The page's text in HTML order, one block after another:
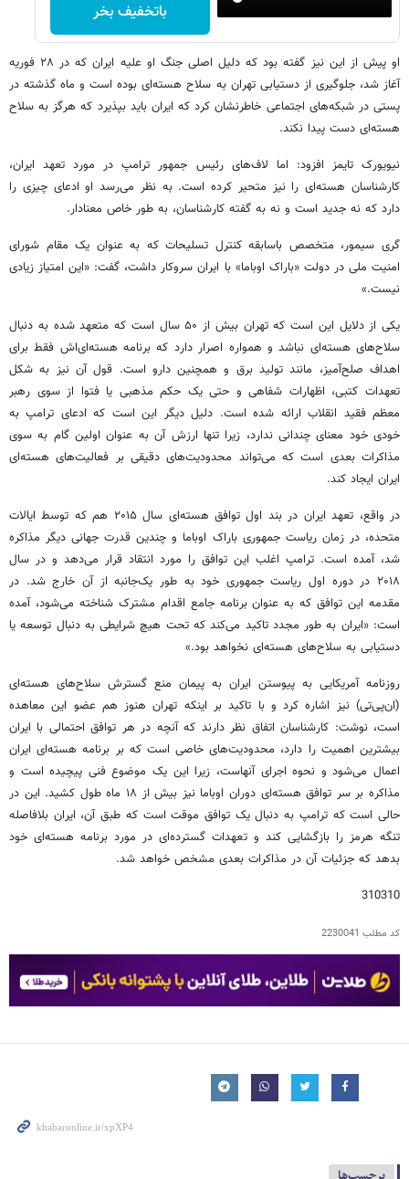
باتخفیف بخر
او پیش از این نیز گفته بود که دلیل اصلی جنگ او علیه ایران که در ۲۸ فوریه
آغاز شد، جلوگیری از دستیابی تهران به سلاح هسته‌ای بوده است و ماه گذشته در
پستی در شبکه‌های اجتماعی خاطرنشان کرد که ایران باید بپذیرد که هرگز به سلاح
هسته‌ای دست پیدا نکند.
نیویورک تایمز افزود: اما لاف‌های رئیس جمهور ترامپ در مورد تعهد ایران،
کارشناسان هسته‌ای را نیز متحیر کرده است. به نظر می‌رسد او ادعای چیزی را
دارد که نه جدید است و نه به گفته کارشناسان، به طور خاص معنادار.
گری سیمور، متخصص باسابقه کنترل تسلیحات که به عنوان یک مقام شورای
امنیت ملی در دولت «باراک اوباما» با ایران سروکار داشت، گفت: «این امتیاز زیادی
نیست.»
یکی از دلایل این است که تهران بیش از ۵۰ سال است که متعهد شده به دنبال
سلاح‌های هسته‌ای نباشد و همواره اصرار دارد که برنامه هسته‌ای‌اش فقط برای
اهداف صلح‌آمیز، مانند تولید برق و همچنین دارو است. قول آن نیز به شکل
تعهدات کتبی، اظهارات شفاهی و حتی یک حکم مذهبی یا فتوا از سوی رهبر
معظم فقید انقلاب ارائه شده است. دلیل دیگر این است که ادعای ترامپ به
خودی خود معنای چندانی ندارد، زیرا تنها ارزش آن به عنوان اولین گام به سوی
مذاکرات بعدی است که می‌تواند محدودیت‌های دقیقی بر فعالیت‌های هسته‌ای
ایران ایجاد کند.
در واقع، تعهد ایران در بند اول توافق هسته‌ای سال ۲۰۱۵ هم که توسط ایالات
متحده، در زمان ریاست جمهوری باراک اوباما و چندین قدرت جهانی دیگر مذاکره
شد، آمده است. ترامپ اغلب این توافق را مورد انتقاد قرار می‌دهد و در سال
۲۰۱۸ در دوره اول ریاست جمهوری خود به طور یک‌جانبه از آن خارج شد. در
مقدمه این توافق که به عنوان برنامه جامع اقدام مشترک شناخته می‌شود، آمده
است: «ایران به طور مجدد تاکید می‌کند که تحت هیچ شرایطی به دنبال توسعه یا
دستیابی به سلاح‌های هسته‌ای نخواهد بود.»
روزنامه آمریکایی به پیوستن ایران به پیمان منع گسترش سلاح‌های هسته‌ای
(ان‌پی‌تی) نیز اشاره کرد و با تاکید بر اینکه تهران هنوز هم عضو این معاهده
است، نوشت: کارشناسان اتفاق نظر دارند که آنچه در هر توافق احتمالی با ایران
بیشترین اهمیت را دارد، محدودیت‌های خاصی است که بر برنامه هسته‌ای ایران
اعمال می‌شود و نحوه اجرای آنهاست، زیرا این یک موضوع فنی پیچیده است و
مذاکره بر سر توافق هسته‌ای دوران اوباما نیز بیش از ۱۸ ماه طول کشید. این در
حالی است که ترامپ به دنبال یک توافق موقت است که طبق آن، ایران بلافاصله
تنگه هرمز را بازگشایی کند و تعهدات گسترده‌ای در مورد برنامه هسته‌ای خود
بدهد که جزئیات آن در مذاکرات بعدی مشخص خواهد شد.
310310
کد مطلب 2230041